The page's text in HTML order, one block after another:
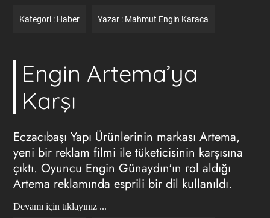
Kategori : Haber Yazar : Mahmut Engin Karaca
Engin Artema’ya
Karşı
Eczacıbaşı Yapı Ürünlerinin markası Artema,
yeni bir reklam filmi ile tüketicisinin karşısına
çıktı. Oyuncu Engin Günaydın'ın rol aldığı
Artema reklamında esprili bir dil kullanıldı.
Devamı için tıklayınız ...